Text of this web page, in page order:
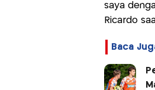
saya
Ricardo
Baca